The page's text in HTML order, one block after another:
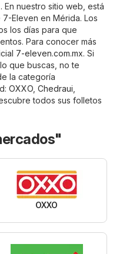
En nuestro sitio web, está
Eleven en Mérida. Los
los días para que
Para conocer más
7-eleven.com.mx. Si
que buscas, no te
la categoría
OXXO Chedraui
todos sus folletos
OXXO